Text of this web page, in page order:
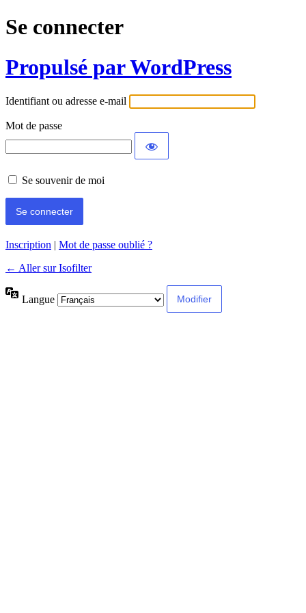
Se connecter
Propulsé par WordPress
Identifiant ou adresse e-mail
Mot de passe
Se souvenir de moi
Inscription | Mot de passe oublié ?
← Aller sur Isofilter
Langue